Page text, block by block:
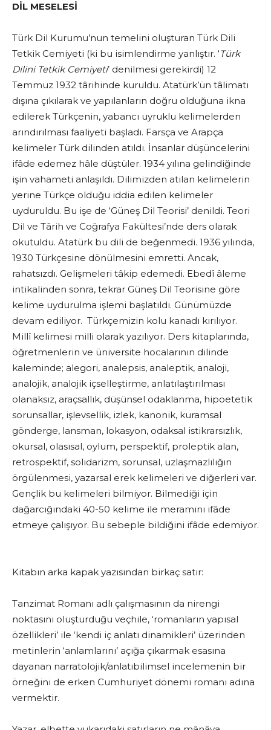
DİL MESELESİ
Türk Dil Kurumu’nun temelini oluşturan Türk Dili
Tetkik Cemiyeti (ki bu isimlendirme yanlıştır. ‘Türk
Dilini Tetkik Cemiyeti’ denilmesi gerekirdi) 12
Temmuz 1932 târihinde kuruldu. Atatürk’ün tâlimatı
dışına çıkılarak ve yapılanların doğru olduğuna ikna
edilerek Türkçenin, yabancı uyruklu kelimelerden
arındırılması faaliyeti başladı. Farsça ve Arapça
kelimeler Türk dilinden atıldı. İnsanlar düşüncelerini
ifâde edemez hâle düştüler. 1934 yılına gelindiğinde
işin vahameti anlaşıldı. Dilimizden atılan kelimelerin
yerine Türkçe olduğu iddia edilen kelimeler
uyduruldu. Bu işe de ‘Güneş Dil Teorisi’ denildi. Teori
Dil ve Târih ve Coğrafya Fakültesi’nde ders olarak
okutuldu. Atatürk bu dili de beğenmedi. 1936 yılında,
1930 Türkçesine dönülmesini emretti. Ancak,
rahatsızdı. Gelişmeleri tâkip edemedi. Ebedî âleme
intikalinden sonra, tekrar Güneş Dil Teorisine göre
kelime uydurulma işlemi başlatıldı. Günümüzde
devam ediliyor. Türkçemizin kolu kanadı kırılıyor.
Millî kelimesi milli olarak yazılıyor. Ders kitaplarında,
öğretmenlerin ve üniversite hocalarının dilinde
kaleminde; alegori, analepsis, analeptik, analoji,
analojik, analojik içselleştirme, anlatılaştırılması
olanaksız, araçsallık, düşünsel odaklanma, hipoetetik
sorunsallar, işlevsellik, izlek, kanonik, kuramsal
gönderge, lansman, lokasyon, odaksal istikrarsızlık,
okursal, olasısal, oylum, perspektif, proleptik alan,
retrospektif, solidarizm, sorunsal, uzlaşmazlılığın
örgülenmesi, yazarsal erek kelimeleri ve diğerleri var.
Gençlik bu kelimeleri bilmiyor. Bilmediği için
dağarcığındaki 40-50 kelime ile meramını ifâde
etmeye çalışıyor. Bu sebeple bildiğini ifâde edemiyor.
Kitabın arka kapak yazısından birkaç satır:
Tanzimat Romanı adlı çalışmasının da nirengi
noktasını oluşturduğu veçhile, ‘romanların yapısal
özellikleri’ ile ‘kendi iç anlatı dinamikleri’ üzerinden
metinlerin ‘anlamlarını’ açığa çıkarmak esasına
dayanan narratolojik/anlatıbilimsel incelemenin bir
örneğini de erken Cumhuriyet dönemi romanı adına
vermektir.